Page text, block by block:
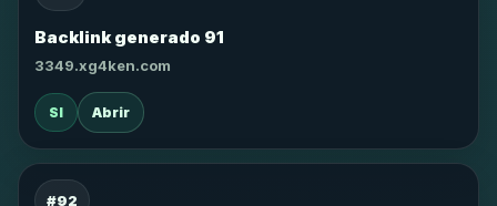
Backlink generado 91
3349.xg4ken.com
SI Abrir
#92